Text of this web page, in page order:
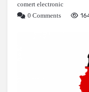
comert electronic
0 Comments